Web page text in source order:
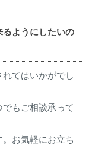
ようにしたいの
てはいかがでし
もご相談承って
お気軽にお立ち